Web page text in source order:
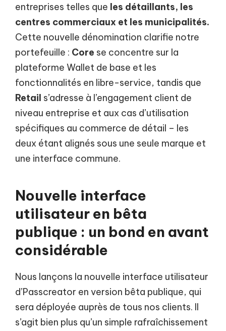
entreprises telles que les détaillants, les
centres commerciaux et les municipalités.
Cette nouvelle dénomination clarifie notre
portefeuille : Core se concentre sur la
plateforme Wallet de base et les
fonctionnalités en libre-service, tandis que
Retail s’adresse à l’engagement client de
niveau entreprise et aux cas d’utilisation
spécifiques au commerce de détail – les
deux étant alignés sous une seule marque et
une interface commune.
Nouvelle interface
utilisateur en bêta
publique : un bond en avant
considérable
Nous lançons la nouvelle interface utilisateur
d’Passcreator en version bêta publique, qui
sera déployée auprès de tous nos clients. Il
s’agit bien plus qu’un simple rafraîchissement